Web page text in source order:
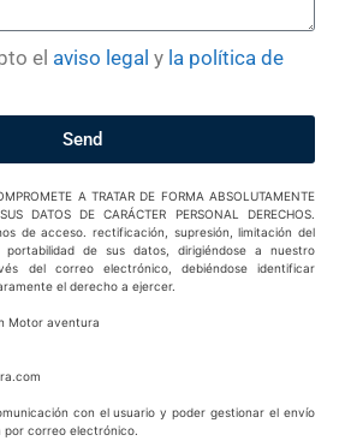
el aviso legal y la política de
Send
A TRATAR DE FORMA ABSOLUTAMENTE
DATOS DE CARÁCTER PERSONAL DERECHOS.
de acceso. rectificación, supresión, limitación del
de sus datos, dirigiéndose a nuestro
del correo electrónico, debiéndose identificar
el derecho a ejercer.
Motor aventura
con el usuario y poder gestionar el envío
correo electrónico.